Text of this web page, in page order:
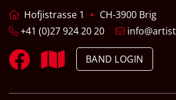
Hofjistrasse 1
CH-3900 Brig
+41 (0)27 924 20 20
BAND LOGIN